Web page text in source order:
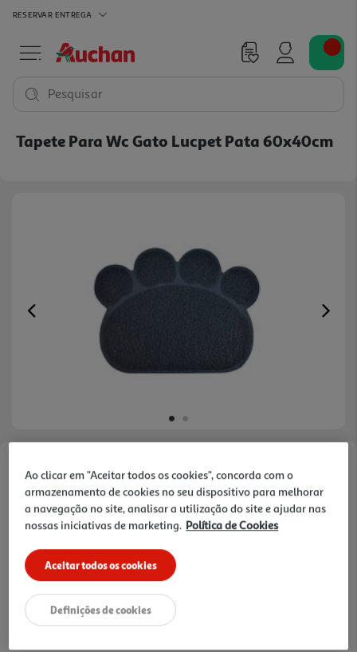
RESERVAR ENTREGA
Pesquisar
Tapete Para Wc Gato Lucpet Pata 60x40cm
Previous
Faça a sua avaliação
Ref. / EAN:5600374763225
Tapete para WC de gato, em forma de pata.
7,99 €
Ao clicar em "Aceitar todos os cookies", concorda com o
armazenamento de cookies no seu dispositivo para melhorar
a navegação no site, analisar a utilização do site e ajudar nas
nossas iniciativas de marketing. Política de Cookies
Aceitar todos os cookies
Definições de cookies